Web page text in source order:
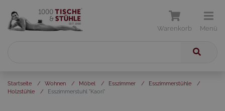
Warenkorb Menü
Startseite / Wohnen / Möbel / Esszimmer / Esszimmerstühle
/
Holzstühle
/ Esszimmerstuhl "Kaori"